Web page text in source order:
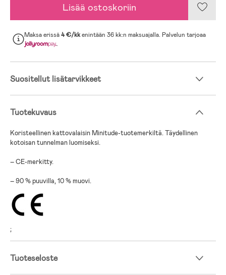
Lisää ostoskoriin
Maksa erissä4 €/kkenintään 36 kk:n maksuajalla. Palvelun tarjoaa
.
Suositellut lisätarvikkeet
Tuotekuvaus
Koristeellinen kattovalaisin Minitude-tuotemerkiltä. Täydellinen
kotoisan tunnelman luomiseksi.
– CE-merkitty.
– 90 % puuvilla, 10 % muovi.
;
Tuoteseloste